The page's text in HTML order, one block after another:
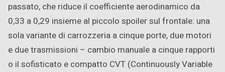
passato, che riduce il coefficiente aerodinamico da
0,33 a 0,29 insieme al piccolo spoiler sul frontale: una
sola variante di carrozzeria a cinque porte, due motori
e due trasmissioni – cambio manuale a cinque rapporti
o il sofisticato e compatto CVT (Continuously Variable